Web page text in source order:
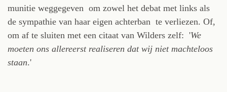
munitie weggegeven om zowel het debat met links als
de sympathie van haar eigen achterban te verliezen. Of,
om af te sluiten met een citaat van Wilders zelf: 'We
moeten ons allereerst realiseren dat wij niet machteloos
staan.'